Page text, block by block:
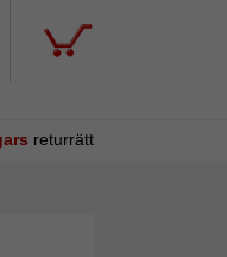
returrätt